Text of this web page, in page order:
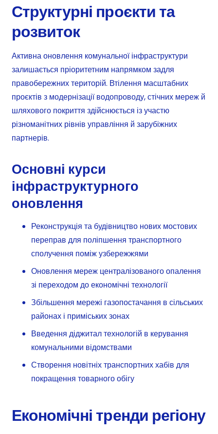
Структурні проєкти та
розвиток
Активна оновлення комунальної інфраструктури
залишається пріоритетним напрямком задля
правобережних територій. Втілення масштабних
проєктів з модернізації водопроводу, стічних мереж й
шляхового покриття здійснюється із участю
різноманітних рівнів управління й зарубіжних
партнерів.
Основні курси
інфраструктурного
оновлення
Реконструкція та будівництво нових мостових
переправ для поліпшення транспортного
сполучення поміж узбережжями
Оновлення мереж централізованого опалення
зі переходом до економічні технології
Збільшення мережі газопостачання в сільських
районах і приміських зонах
Введення діджитал технологій в керування
комунальними відомствами
Створення новітніх транспортних хабів для
покращення товарного обігу
Економічні тренди регіону